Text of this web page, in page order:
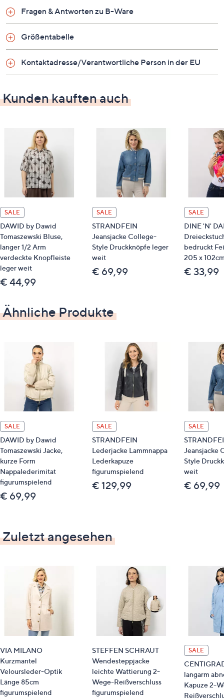
Jeansjacke in hochwertiger
Baumwolle
Chicer Klassiker von STRANDFEIN
Auf einen Blick
kurzer Stehkragen
Langarm
2 aufgesetzte Taschen
Rippbündchen an Ärmeln
Kragen und Saum
Maße (Größe 38) & Passform
Material
100 % Baumwolle
Pflege
Fragen & Antworten zu B-Ware
Größentabelle
Kontaktadresse/Verantwortliche Person in der EU
Kunden kauften auch
SALE
DAWID by Dawid
Tomaszewski Bluse,
langer 1/2 Arm
verdeckte Knopfleiste
leger weit
€ 44,99
SALE
STRANDFEIN
Jeansjacke College-
Style Druckknöpfe leger
weit
€ 69,99
SALE
DINE 'N'
bedruckt
205 x
€ 33,99
Ähnliche Produkte
SALE
DAWID by Dawid
Tomaszewski Jacke,
kurze Form
Nappalederimitat
figurumspielend
€ 69,99
SALE
STRANDFEIN
Lederjacke Lammnappa
Lederkapuze
figurumspielend
€ 129,99
SALE
Jeansjacke
Style
weit
€ 69,99
Zuletzt angesehen
VIA MILANO
Kurzmantel
Veloursleder-Optik
Länge 85cm
figurumspielend
STEFFEN SCHRAUT
Wendesteppjacke
leichte Wattierung 2-
Wege-Reißverschluss
figurumspielend
SALE
langarm
Kapuze 2-